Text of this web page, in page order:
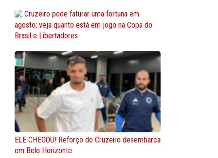
Cruzeiro pode faturar uma fortuna em
agosto; veja quanto está em jogo na Copa do
Brasil e Libertadores
ELE CHEGOU! Reforço do Cruzeiro desembarca
em Belo Horizonte